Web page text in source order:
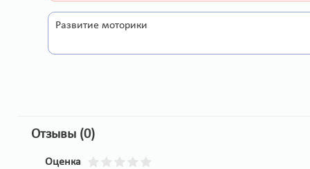
Развитие моторики
Отзывы (0)
Оценка